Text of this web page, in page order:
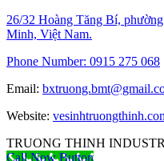
26/32 Hoàng Tăng Bí,
Minh, Việt Nam.
Phone Number: 0915 275 068
Email:
Website:
TRUONG THINH
Call Now Button